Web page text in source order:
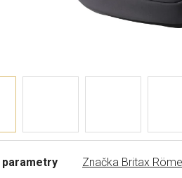
parametry Značka Britax